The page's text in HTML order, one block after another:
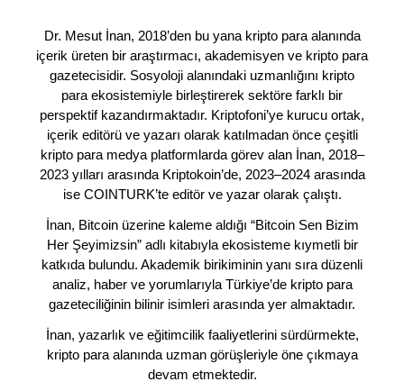
Dr. Mesut İnan, 2018’den bu yana kripto para alanında
içerik üreten bir araştırmacı, akademisyen ve kripto para
gazetecisidir. Sosyoloji alanındaki uzmanlığını kripto
para ekosistemiyle birleştirerek sektöre farklı bir
perspektif kazandırmaktadır. Kriptofoni’ye kurucu ortak,
içerik editörü ve yazarı olarak katılmadan önce çeşitli
kripto para medya platformlarda görev alan İnan, 2018–
2023 yılları arasında Kriptokoin’de, 2023–2024 arasında
ise COINTURK’te editör ve yazar olarak çalıştı.
İnan, Bitcoin üzerine kaleme aldığı “Bitcoin Sen Bizim
Her Şeyimizsin” adlı kitabıyla ekosisteme kıymetli bir
katkıda bulundu. Akademik birikiminin yanı sıra düzenli
analiz, haber ve yorumlarıyla Türkiye’de kripto para
gazeteciliğinin bilinir isimleri arasında yer almaktadır.
İnan, yazarlık ve eğitimcilik faaliyetlerini sürdürmekte,
kripto para alanında uzman görüşleriyle öne çıkmaya
devam etmektedir.